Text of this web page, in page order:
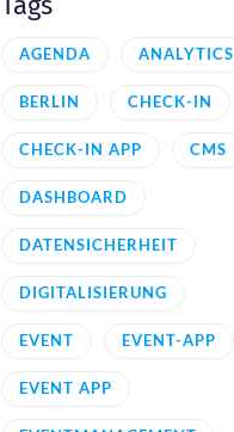
AGENDA ANALYTICS
BERLIN CHECK-IN
CHECK-IN APP CMS
DASHBOARD
DATENSICHERHEIT
DIGITALISIERUNG
EVENT EVENT-APP
EVENT APP